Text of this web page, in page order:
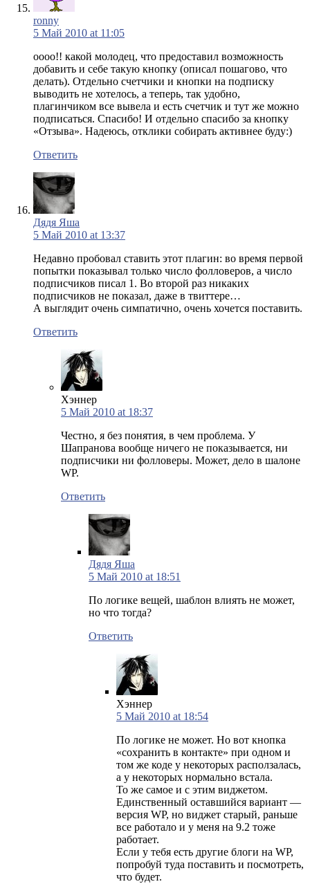
ronny
5 Май 2010 at 11:05
оооо!! какой молодец, что предоставил возможность
добавить и себе такую кнопку (описал пошагово, что
делать). Отдельно счетчики и кнопки на подписку
выводить не хотелось, а теперь, так удобно,
плагинчиком все вывела и есть счетчик и тут же можно
подписаться. Спасибо! И отдельно спасибо за кнопку
«Отзыва». Надеюсь, отклики собирать активнее буду:)
Ответить
Дядя Яша
5 Май 2010 at 13:37
Недавно пробовал ставить этот плагин: во время первой
попытки показывал только число фолловеров, а число
подписчиков писал 1. Во второй раз никаких
подписчиков не показал, даже в твиттере…
А выглядит очень симпатично, очень хочется поставить.
Ответить
Хэннер
5 Май 2010 at 18:37
Честно, я без понятия, в чем проблема. У
Шапранова вообще ничего не показывается, ни
подписчики ни фолловеры. Может, дело в шалоне
WP.
Ответить
Дядя Яша
5 Май 2010 at 18:51
По логике вещей, шаблон влиять не может,
но что тогда?
Ответить
Хэннер
5 Май 2010 at 18:54
По логике не может. Но вот кнопка
«сохранить в контакте» при одном и
том же коде у некоторых расползалась,
а у некоторых нормально встала.
То же самое и с этим виджетом.
Единственный оставшийся вариант —
версия WP, но виджет старый, раньше
все работало и у меня на 9.2 тоже
работает.
Если у тебя есть другие блоги на WP,
попробуй туда поставить и посмотреть,
что будет.